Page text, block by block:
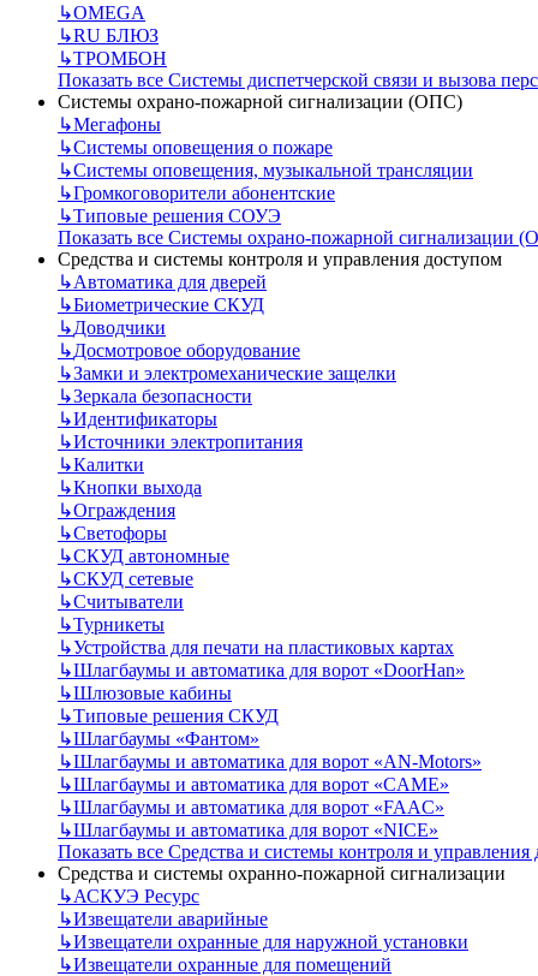
↳OMEGA
↳RU БЛЮЗ
↳ТРОМБОН
Показать все Системы диспетчерской связи и вызова
Системы охрано-пожарной сигнализации (ОПС)
↳Мегафоны
↳Системы оповещения о пожаре
↳Системы оповещения, музыкальной трансляции
↳Громкоговорители абонентские
↳Типовые решения СОУЭ
Показать все Системы охрано-пожарной сигнализации
Средства и системы контроля и управления доступом
↳Автоматика для дверей
↳Биометрические СКУД
↳Доводчики
↳Досмотровое оборудование
↳Замки и электромеханические защелки
↳Зеркала безопасности
↳Идентификаторы
↳Источники электропитания
↳Калитки
↳Кнопки выхода
↳Ограждения
↳Светофоры
↳СКУД автономные
↳СКУД сетевые
↳Считыватели
↳Турникеты
↳Устройства для печати на пластиковых картах
↳Шлагбаумы и автоматика для ворот «DoorHan»
↳Шлюзовые кабины
↳Типовые решения СКУД
↳Шлагбаумы «Фантом»
↳Шлагбаумы и автоматика для ворот «AN-Motors»
↳Шлагбаумы и автоматика для ворот «CAME»
↳Шлагбаумы и автоматика для ворот «FAAC»
↳Шлагбаумы и автоматика для ворот «NICE»
Показать все Средства и системы контроля и управления
Средства и системы охранно-пожарной сигнализации
↳АСКУЭ Ресурс
↳Извещатели аварийные
↳Извещатели охранные для наружной установки
↳Извещатели охранные для помещений